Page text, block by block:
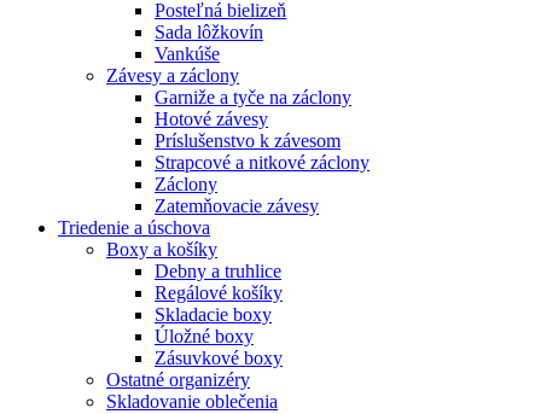
Posteľná bielizeň
Sada lôžkovín
Vankúše
Závesy a záclony
Garniže a tyče na záclony
Hotové závesy
Príslušenstvo k závesom
Strapcové a nitkové záclony
Záclony
Zatemňovacie závesy
Triedenie a úschova
Boxy a košíky
Debny a truhlice
Regálové košíky
Skladacie boxy
Úložné boxy
Zásuvkové boxy
Ostatné organizéry
Skladovanie oblečenia